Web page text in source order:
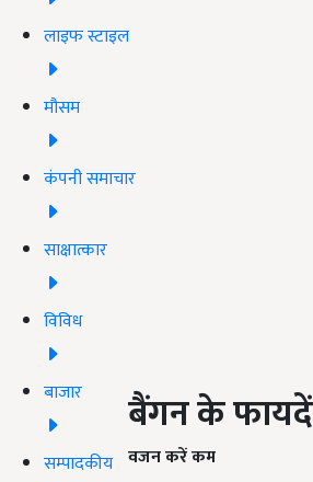
लाइफ स्टाइल
मौसम
कंपनी समाचार
साक्षात्कार
विविध
बाजार
सम्पादकीय
बैंगन के फायदें
वजन करें कम